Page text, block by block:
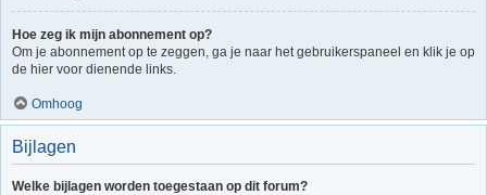
Hoe zeg ik mijn abonnement op?
Om je abonnement op te zeggen, ga je naar het gebruikerspaneel en klik je op
de hier voor dienende links.
Omhoog
Bijlagen
Welke bijlagen worden toegestaan op dit forum?